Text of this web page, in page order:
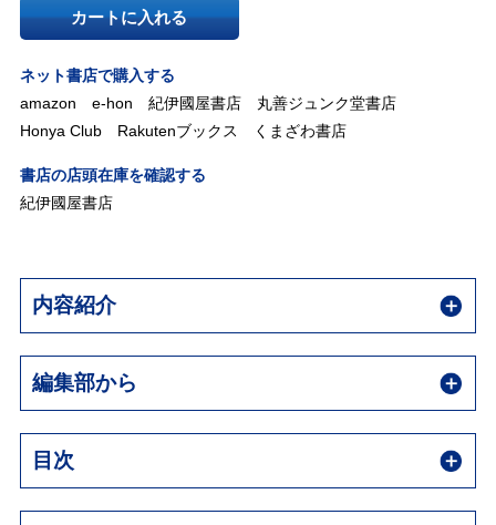
カートに入れる
ネット書店で購入する
amazon
e-hon 紀伊國屋書店
丸善ジュンク堂書店
Honya Club
Rakutenブックス くまざわ書店
書店の店頭在庫を確認する
紀伊國屋書店
内容紹介
編集部から
目次